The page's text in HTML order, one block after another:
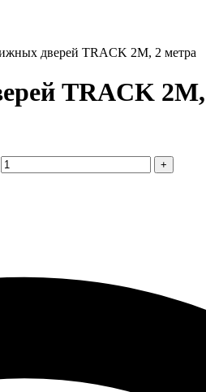
дверей TRACK 2M, 2 метра
TRACK